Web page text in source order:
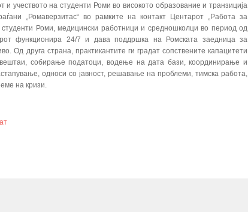
и учеството на студенти Роми во високото образование и транзиција
„Ромаверзитас“ во рамките на контакт Центарот „Работа за
Роми, медицински работници и средношколци во период од
функционира 24/7 и дава поддршка на Ромската заедница за
Од друга страна, практикантите ги градат сопствените капацитети
собирање податоци, водење на дата бази, координирање и
односи со јавност, решавање на проблеми, тимска работа,
на кризи.